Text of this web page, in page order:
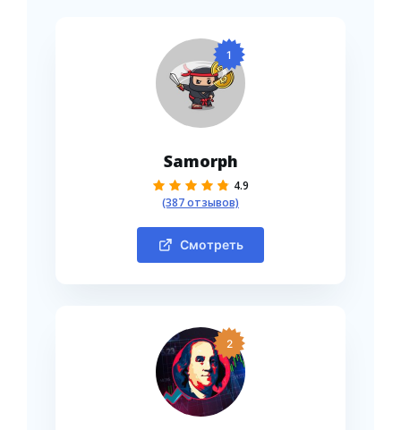
1
Samorph
4.9
(387 отзывов)
Смотреть
2